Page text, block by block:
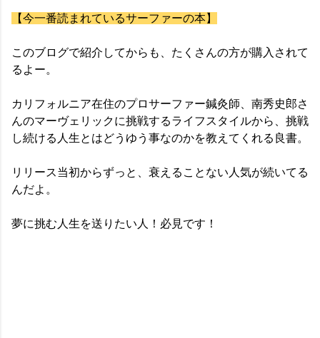
【今一番読まれているサーファーの本】
このブログで紹介してからも、たくさんの方が購入されて
るよー。
カリフォルニア在住のプロサーファー鍼灸師、南秀史郎さ
んのマーヴェリックに挑戦するライフスタイルから、挑戦
し続ける人生とはどうゆう事なのかを教えてくれる良書。
リリース当初からずっと、衰えることない人気が続いてる
んだよ。
夢に挑む人生を送りたい人！必見です！